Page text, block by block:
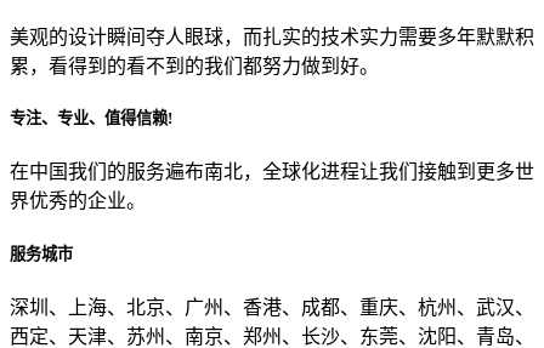
目前主要的营销渠道是？
美观的设计瞬间夺人眼球，而扎实的技术实力需要多年默默积
累，看得到的看不到的我们都努力做到好。
专注、专业、值得信赖!
在中国我们的服务遍布南北，全球化进程让我们接触到更多世
界优秀的企业。
服务城市
深圳、上海、北京、广州、香港、成都、重庆、杭州、武汉、
西定、天津、苏州、南京、郑州、长沙、东莞、沈阳、青岛、